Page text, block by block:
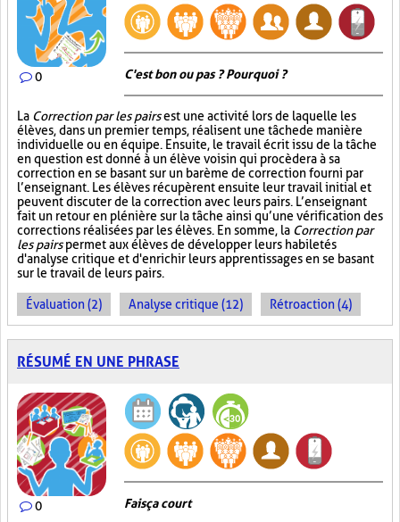
0 C'est bon ou pas ? Pourquoi ?
La Correction par les pairsest une activité lors de laquelle les
élèves, dans un premier temps, réalisent une tâche de manière
individuelle ou en équipe. Ensuite, le travail écrit issu de la tâche
en question est donné à un élève voisin qui procèdera à sa
correction en se basant sur un barème de correction fourni par
l’enseignant. Les élèves récupèrent ensuite leur travail initial et
peuvent discuter de la correction avec leurs pairs. L’enseignant
fait un retour en plénière sur la tâche ainsi qu’une vérification des
corrections réalisées par les élèves. En somme, la Correction par
les pairspermet aux élèves de développer leurs habiletés
d'analyse critique et d'enrichir leurs apprentissages en se basant
sur le travail de leurs pairs.
Évaluation (2) Analyse critique (12) Rétroaction (4)
RÉSUMÉ EN UNE PHRASE
0 Fais ça court